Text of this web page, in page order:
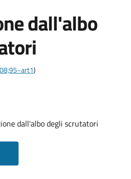
dall'albo
)
dall'albo degli scrutatori